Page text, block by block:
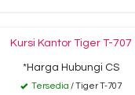
Kursi Kantor Tiger T-707
*Harga Hubungi CS
Tersedia / Tiger T-707